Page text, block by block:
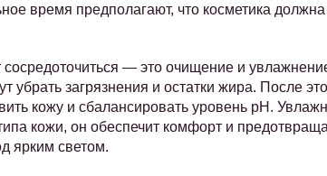
время предполагают, что косметика
сосредоточиться — это очищение и
убрать загрязнения и остатки жира. После
кожу и сбалансировать уровень pH.
кожи, он обеспечит комфорт и
ярким светом.